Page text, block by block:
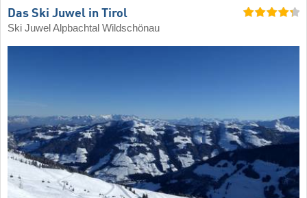
Das Ski Juwel in Tirol
Ski Juwel Alpbachtal Wildschönau